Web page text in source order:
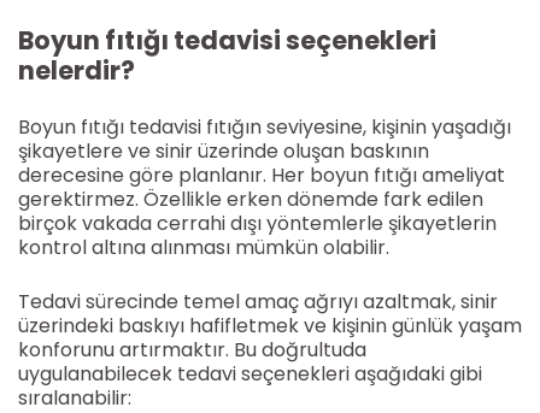
Boyun fıtığı tedavisi seçenekleri
nelerdir?
Boyun fıtığı tedavisi fıtığın seviyesine, kişinin yaşadığı
şikayetlere ve sinir üzerinde oluşan baskının
derecesine göre planlanır. Her boyun fıtığı ameliyat
gerektirmez. Özellikle erken dönemde fark edilen
birçok vakada cerrahi dışı yöntemlerle şikayetlerin
kontrol altına alınması mümkün olabilir.
Tedavi sürecinde temel amaç ağrıyı azaltmak, sinir
üzerindeki baskıyı hafifletmek ve kişinin günlük yaşam
konforunu artırmaktır. Bu doğrultuda
uygulanabilecek tedavi seçenekleri aşağıdaki gibi
sıralanabilir: